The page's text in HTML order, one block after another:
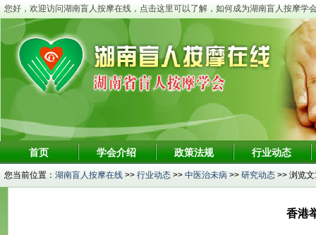
您好，欢迎访问湖南盲人按摩在线，点击这里可以了解，如何成为湖南盲人按摩学
首页 学会介绍 政策法规 行业动态
您当前位置： 湖南盲人按摩在线 >> 行业动态 >> 中医治未病 >> 研究动态 >> 浏览
香港